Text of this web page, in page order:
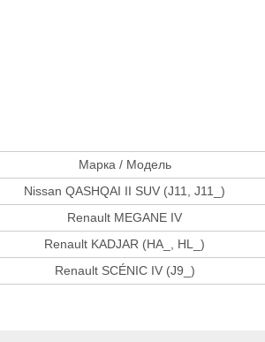
Марка / Модель
Nissan QASHQAI II SUV (J11, J11_)
Renault MEGANE IV
Renault KADJAR (HA_, HL_)
Renault SCÉNIC IV (J9_)